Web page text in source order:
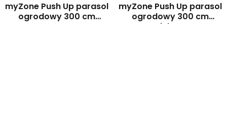
myZone Push Up parasol
ogrodowy 300 cm
myZone Push Up parasol
ogrodowy 300 cm
zielony